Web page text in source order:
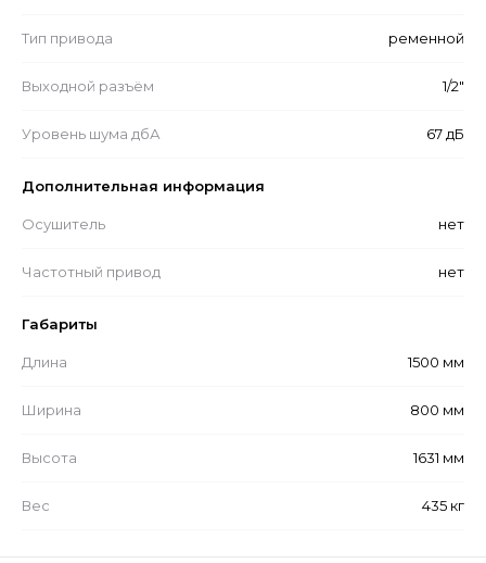
Тип привода ременной
Выходной разъём 1/2"
Уровень шума дбА 67 дБ
Дополнительная информация
Осушитель нет
Частотный привод нет
Габариты
Длина 1500 мм
Ширина 800 мм
Высота 1631 мм
Вес 435 кг